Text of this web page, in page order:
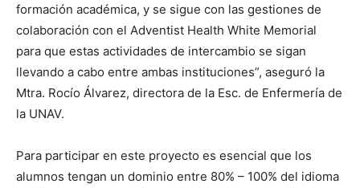
formación académica, y se sigue con las gestiones de
colaboración con el Adventist Health White Memorial
para que estas actividades de intercambio se sigan
llevando a cabo entre ambas instituciones”, aseguró la
Mtra. Rocío Álvarez, directora de la Esc. de Enfermería de
la UNAV.
Para participar en este proyecto es esencial que los
alumnos tengan un dominio entre 80% – 100% del idioma